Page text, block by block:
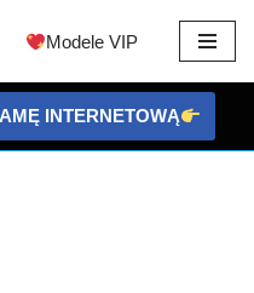
Modele VIP
INTERNETOWĄ